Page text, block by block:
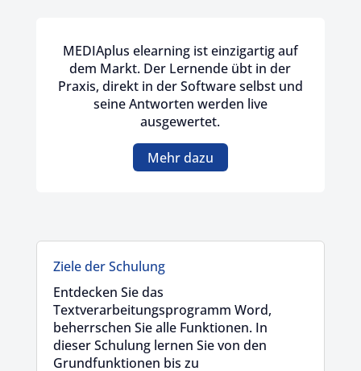
MEDIAplus elearning ist einzigartig auf
dem Markt. Der Lernende übt in der
Praxis, direkt in der Software selbst und
seine Antworten werden live
ausgewertet.
Mehr dazu
Ziele der Schulung
Entdecken Sie das
Textverarbeitungsprogramm Word,
beherrschen Sie alle Funktionen. In
dieser Schulung lernen Sie von den
Grundfunktionen bis zu